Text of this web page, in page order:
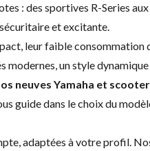
: des sportives R-Series
et excitante.
leur faible consommation
modernes, un style
neuves Yamaha et
guide dans le choix du
adaptées à votre profil.